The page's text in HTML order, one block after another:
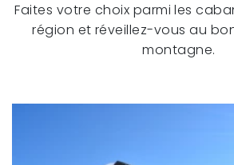
Faites votre choix parmi les
région et réveillez-vous au
montagne.